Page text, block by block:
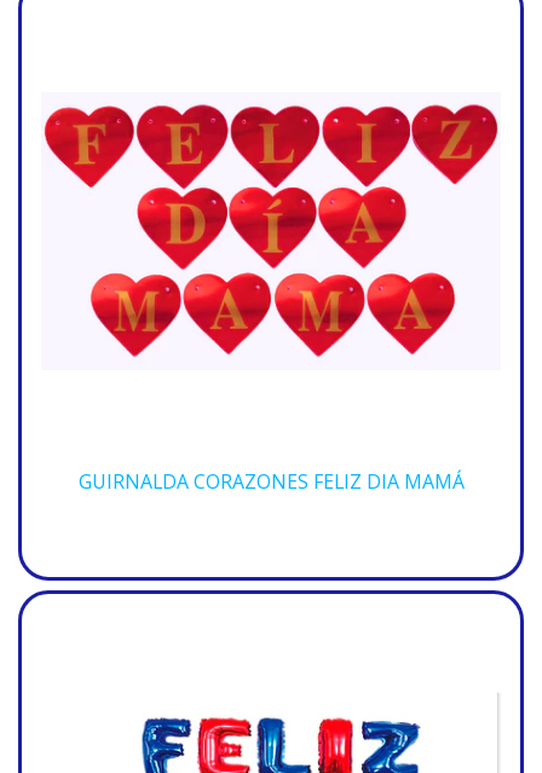
GUIRNALDA CORAZONES FELIZ DIA MAMÁ